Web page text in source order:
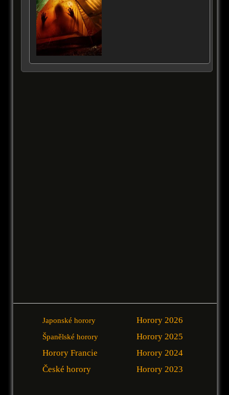
Japonské horory
Španělské horory
Horory Francie
České horory
Horory 2026
Horory 2025
Horory 2024
Horory 2023